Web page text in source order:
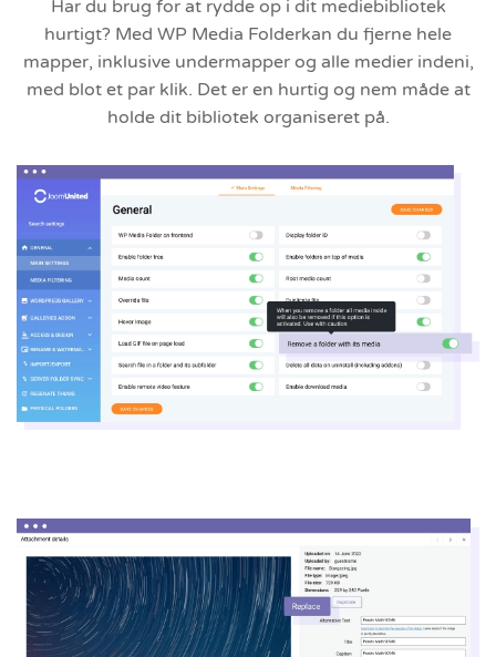
Har du brug for at rydde op i dit mediebibliotek
hurtigt? Med WP Media Folderkan du fjerne hele
mapper, inklusive undermapper og alle medier indeni,
med blot et par klik. Det er en hurtig og nem måde at
holde dit bibliotek organiseret på.